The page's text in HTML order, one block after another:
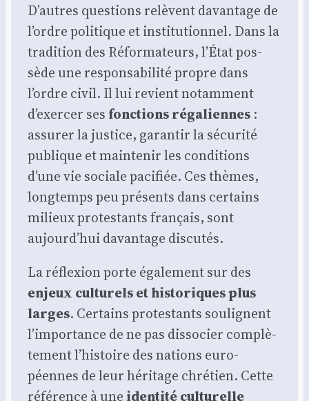
D’autres ques­tions relèvent davan­tage de
l’ordre poli­tique et ins­ti­tu­tion­nel. Dans la
tra­di­tion des Réfor­ma­teurs, l’État pos­
sède une res­pon­sa­bi­li­té propre dans
l’ordre civil. Il lui revient notam­ment
d’exercer sesfonc­tions réga­liennes :
assu­rer la jus­tice, garan­tir la sécu­ri­té
publique et main­te­nir les condi­tions
d’une vie sociale paci­fiée. Ces thèmes,
long­temps peu pré­sents dans cer­tains
milieux pro­tes­tants fran­çais, sont
aujourd’hui davan­tage dis­cu­tés.
La réflexion porte éga­le­ment sur des
enjeux cultu­rels et his­to­riques plus
larges. Cer­tains pro­tes­tants sou­lignent
l’importance de ne pas dis­so­cier com­plè­
te­ment l’histoire des nations euro­
péennes de leur héri­tage chré­tien. Cette
réfé­rence à uneiden­ti­té cultu­relle